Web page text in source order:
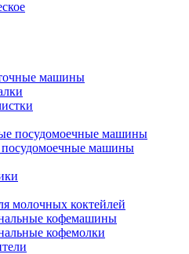
машины
посудомоечные машины
машины
молочных коктейлей
кофемашины
кофемолки